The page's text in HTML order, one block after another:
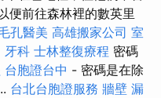
便前往森林裡的數英里
孔醫美 高雄搬家公司 室
牙科 士林整復療程 密碼
台胞證台中 - 密碼是在除
台北台胞證服務 牆壁 漏